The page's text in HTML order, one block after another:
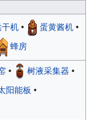
干机• 蛋黄酱机•
蜂房
• 树液采集器 •
阳能板 •